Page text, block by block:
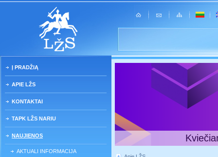
Į PRADŽIĄ
APIE LŽS
KONTAKTAI
TAPK LŽS NARIU
NAUJIENOS
AKTUALI INFORMACIJA